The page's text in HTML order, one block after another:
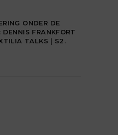
ONDER DE
FRANKFORT
TALKS | S2.